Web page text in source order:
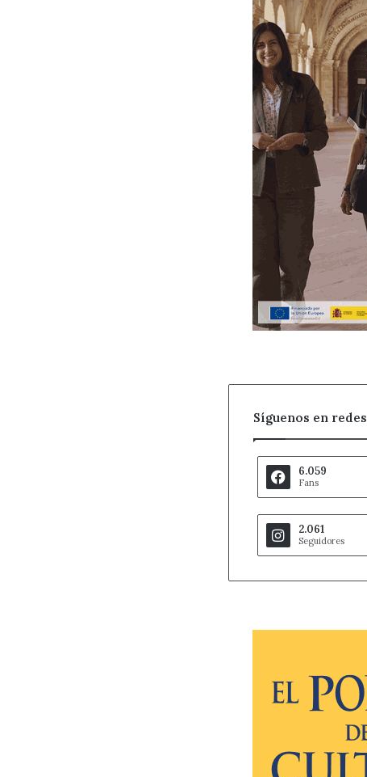
Síguenos en redes
6.059
Fans
2.061
Seguidores